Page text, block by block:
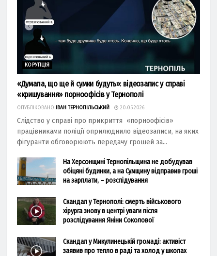
КОРУПЦІЯ
«Думала, що ще й сумки будуть»: відеозапис у справі
«кришування» порноофісів у Тернополі
ОПУБЛІКОВАНО ІВАН ТЕРНОПІЛЬСЬКИЙ 20.05.2026
Слідство у справі про прикриття «порноофісів»
працівниками поліції оприлюднило відеозаписи, на яких
фігуранти обговорюють передачу грошей за...
На Херсонщині Тернопільщина не добудував
обіцяні будинки, а на Сумщину відправив гроші
на зарплати, – розслідування
Скандал у Тернополі: смерть військового
хірурга знову в центрі уваги після
розслідування Яніни Соколової
Скандал у Микулинецькій громаді: активіст
заявив про тепло в раді та холод у школах